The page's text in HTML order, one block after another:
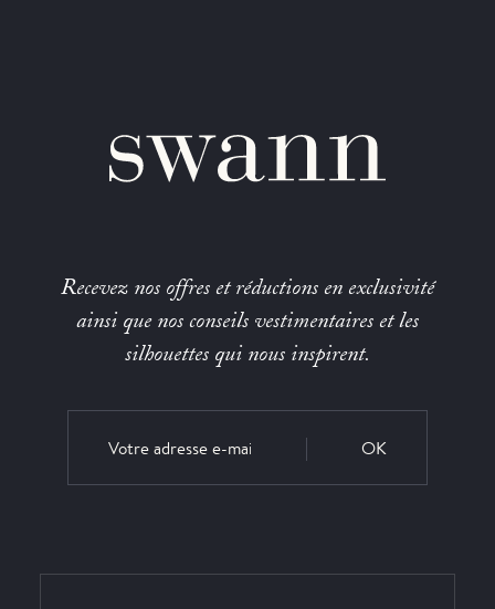
Recevez nos offres et réductions en exclusivité
ainsi que nos conseils vestimentaires et les
silhouettes qui nous inspirent.
OK